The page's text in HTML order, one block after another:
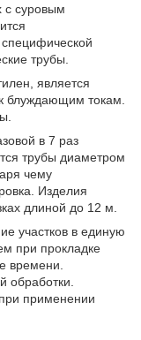
с суровым
специфической
трубы.
является
блуждающим токам.
в 7 раз
трубы диаметром
чему
Изделия
длиной до 12 м.
в единую
при прокладке
времени.
обработки.
применении